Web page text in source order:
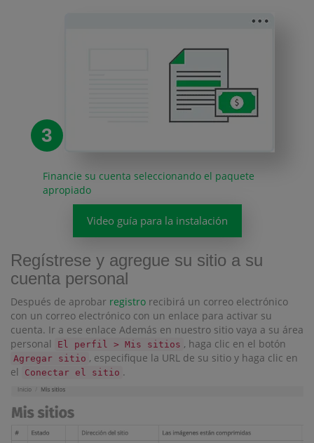
3
Financie su cuenta seleccionando el paquete
apropiado
Video guía para la instalación
Regístrese y agregue su sitio a su
cuenta personal
Después de aprobar registro recibirá un correo electrónico
con un correo electrónico con un enlace para activar su
cuenta. Ir a ese enlace Además en nuestro sitio vaya a su área
personal
El perfil > Mis sitios , haga clic en el botón
Agregar sitio , especifique la URL de su sitio y haga clic en
el
Conectar el sitio .